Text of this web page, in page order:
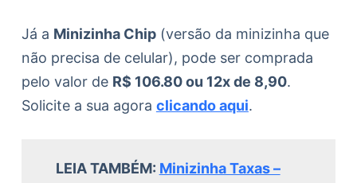
Já a Minizinha Chip(versão da minizinha que
não precisa de celular), pode ser comprada
pelo valor de R$ 106.80 ou 12x de 8,90.
Solicite a sua agora clicando aqui.
LEIA TAMBÉM: Minizinha Taxas –